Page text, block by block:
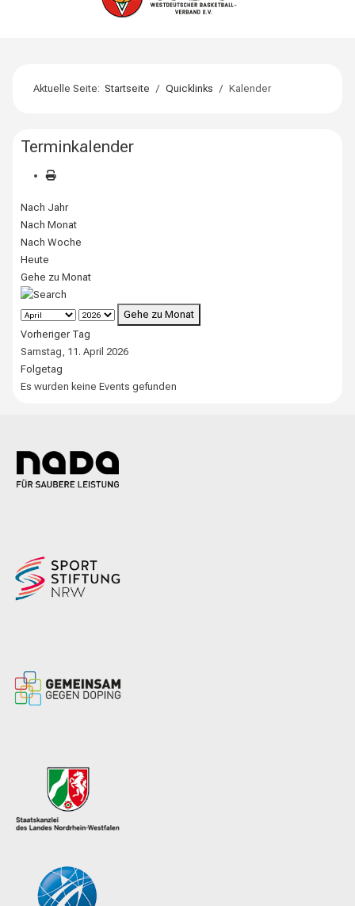
Aktuelle Seite:Startseite Quicklinks Kalender
Terminkalender
Nach Jahr
Nach Monat
Nach Woche
Heute
Gehe zu Monat
Gehe zu Monat
Vorheriger Tag
Samstag, 11. April 2026
Folgetag
Es wurden keine Events gefunden